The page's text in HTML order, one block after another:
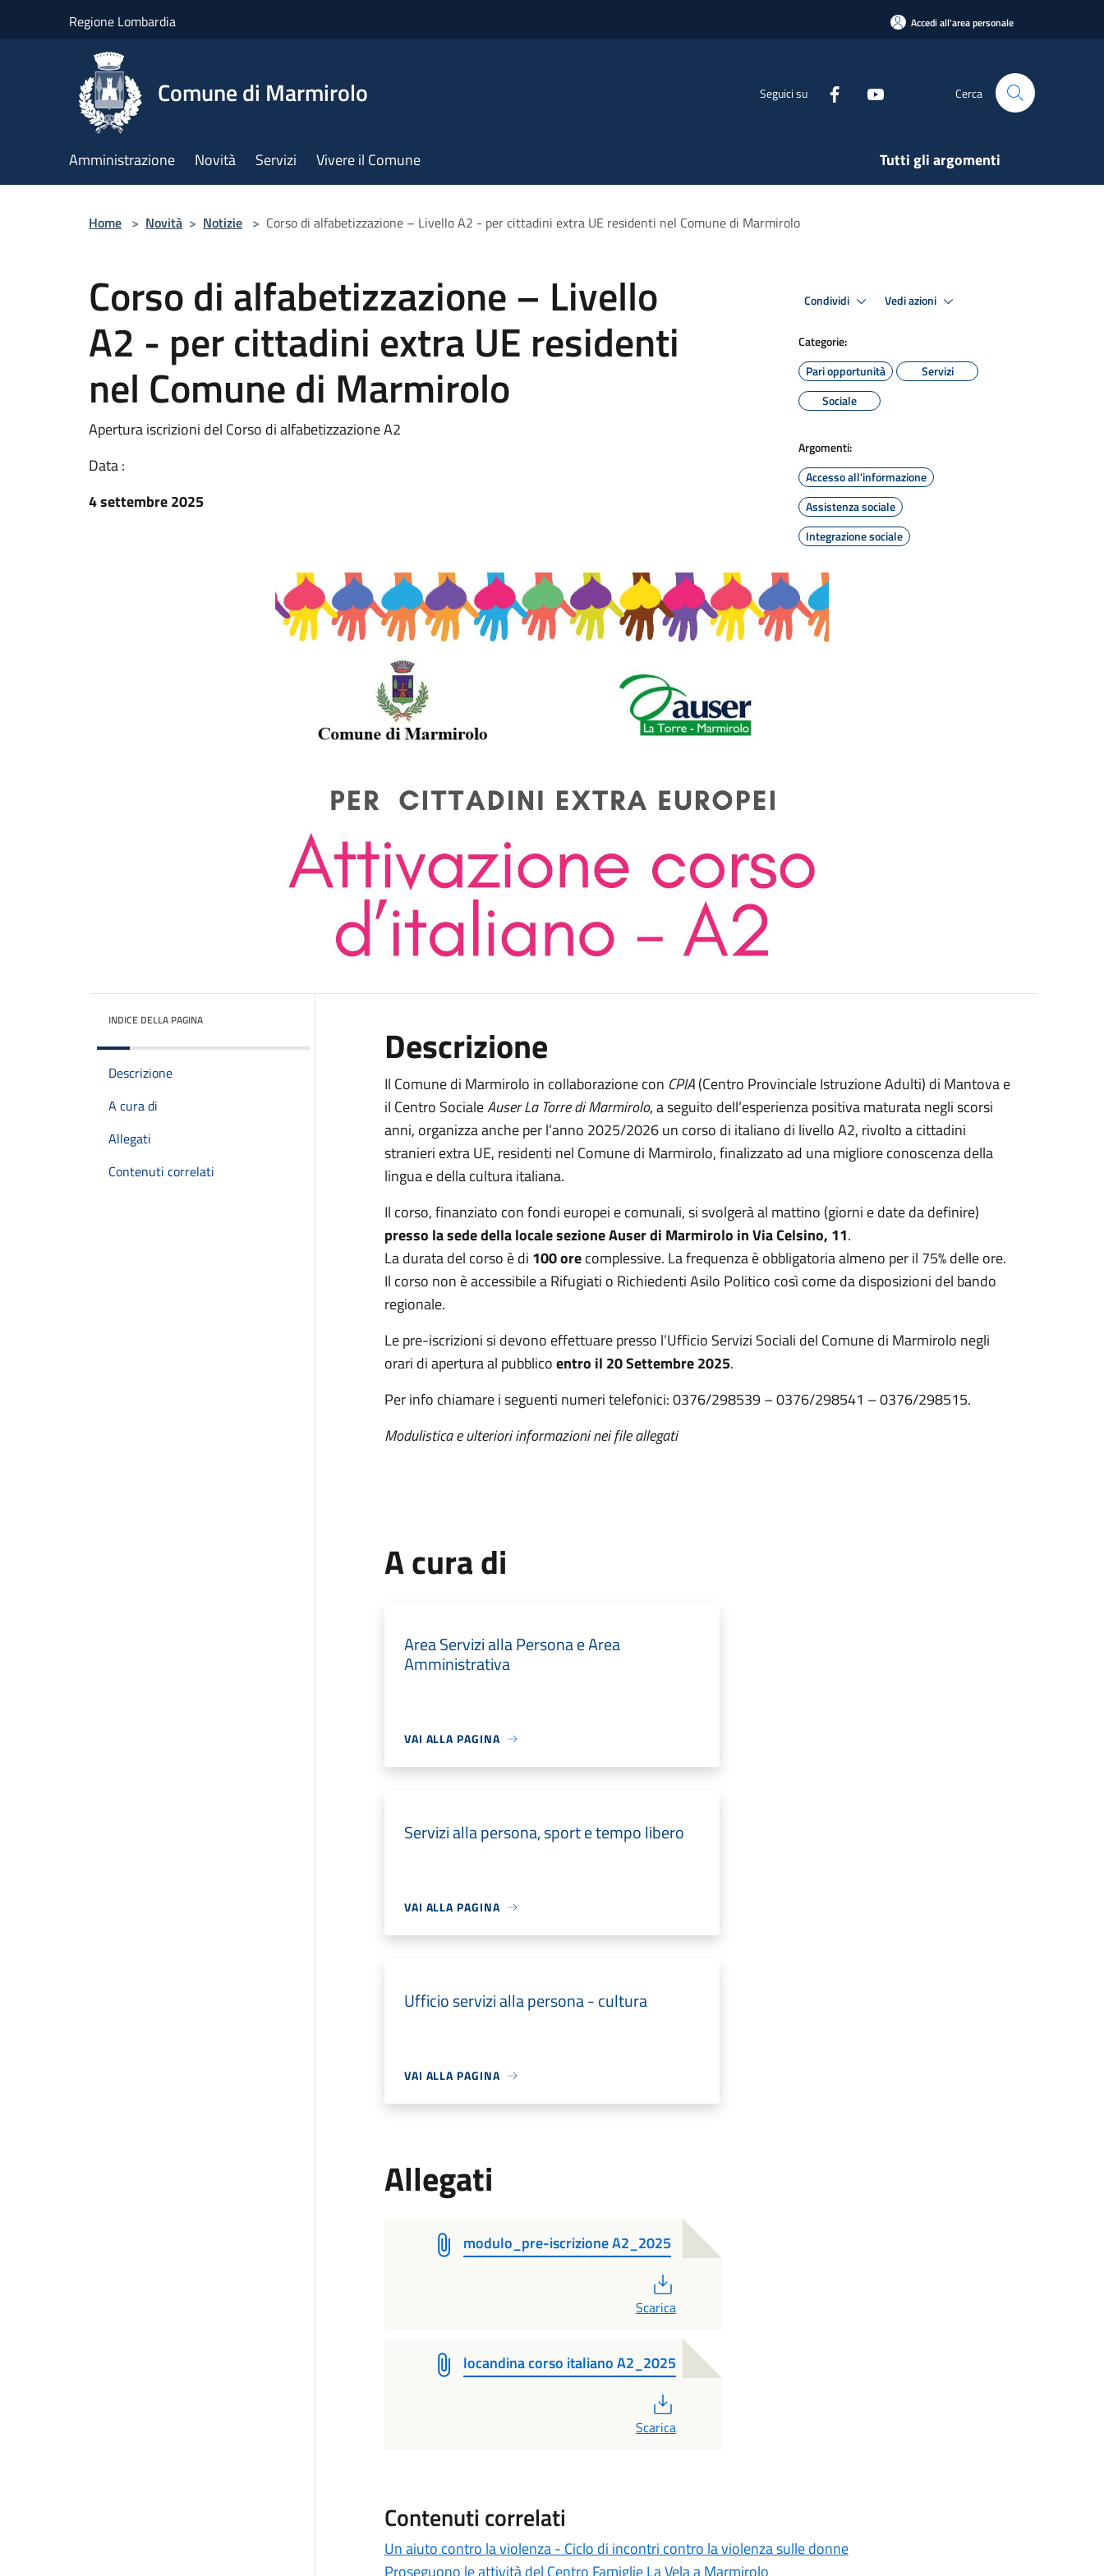
Regione Lombardia Accedi all'area personale
Comune di Marmirolo Seguici su Cerca
Amministrazione Novità Servizi Vivere il Comune Tutti gli argomenti
Home > Novità > Notizie > Corso di alfabetizzazione – Livello A2 - per cittadini extra UE residenti nel Comune di Marmirolo
Corso di alfabetizzazione – Livello
A2 - per cittadini extra UE residenti
nel Comune di Marmirolo
Apertura iscrizioni del Corso di alfabetizzazione A2
Data :
4 settembre 2025
Condividi Vedi azioni
Categorie:
Pari opportunità
Servizi
Sociale
Argomenti:
Accesso all'informazione
Assistenza sociale
Integrazione sociale
INDICE DELLA PAGINA
Descrizione
A cura di
Allegati
Contenuti correlati
Descrizione
Il Comune di Marmirolo in collaborazione con CPIA(Centro Provinciale Istruzione Adulti) di Mantova e
il Centro SocialeAuser La Torre di Marmirolo, a seguito dell’esperienza positiva maturata negli scorsi
anni, organizza anche per l’anno 2025/2026 un corso di italiano di livello A2, rivolto a cittadini
stranieri extra UE, residenti nel Comune di Marmirolo, finalizzato ad una migliore conoscenza della
lingua e della cultura italiana.
Il corso, finanziato con fondi europei e comunali, si svolgerà al mattino (giorni e date da definire)
presso la sede della locale sezione Auser di Marmirolo in Via Celsino, 11.
La durata del corso è di 100 orecomplessive. La frequenza è obbligatoria almeno per il 75% delle ore.
Il corso non è accessibile a Rifugiati o Richiedenti Asilo Politico così come da disposizioni del bando
regionale.
Le pre-iscrizioni si devono effettuare presso l’Ufficio Servizi Sociali del Comune di Marmirolo negli
orari di apertura al pubblicoentro il 20 Settembre 2025.
Per info chiamare i seguenti numeri telefonici: 0376/298539 – 0376/298541 – 0376/298515.
Modulistica e ulteriori informazioni nei file allegati
A cura di
Area Servizi alla Persona e Area
Amministrativa
VAI ALLA PAGINA
Servizi alla persona, sport e tempo libero
VAI ALLA PAGINA
Ufficio servizi alla persona - cultura
VAI ALLA PAGINA
Allegati
modulo_pre-iscrizione A2_2025
Scarica
locandina corso italiano A2_2025
Scarica
Contenuti correlati
Un aiuto contro la violenza - Ciclo di incontri contro la violenza sulle donne
Proseguono le attività del Centro Famiglie La Vela a Marmirolo